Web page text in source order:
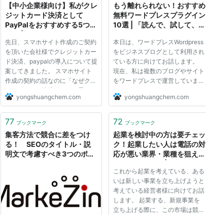
ム...
て...
【中小企業様向け】私がクレ
ジットカード決済として
PayPalをおすすめする5つの
客に強くなる」最新の集客情
報発信中！ネット・ホームペ
ージ・webを活用したネッ
ト集客からリアル店舗集客ま
で幅広く集客方法を解説して
います。
先日、スマホサイト作成のご契約
を頂いた会社様でクレジットカー
ド決済、paypalの導入について提
案してきました。 スマホサイト
作成の契約の話なのに「なぜクレ
ジットカード決済？」とお思いの
方もいらっしゃると思います。
の商品やサービスに絶大な効果を
yongshuangchem.com
もう離れられない！おすすめ
無料ワードプレスプラグイン
10選 | 「読んで、試して、集
報発信中！ネット・ホームペ
ージ・webを活用したネッ
ト集客からリアル店舗集客ま
で幅広く集客方法を解説して
います。
本日は、ワードプレスWordpress
をビジネスブログとして利用され
ている方に向けてお話します。
現在、私は複数のブログやサイト
をワードプレスで運営しています
かりは一度知ってしまえば利用し
プラグインを利用しています。
こ...
yongshuangchem.com
77 ブックマーク
集客方法で競合に差をつけ
る！ SEOのタイトル・説
明文で考慮すべき3つのポイ
72 ブックマーク
起業を検討中の方は要チェッ
ク！起業したい人は電話の対
応が悪い業界・業種を狙え～
試して、集客に強くなる」最
新の集客情報発信中！ネッ
ト・ホームページ・webを
活用したネット集客からリア
ル店舗集客まで幅広く集客方
これから起業を考えている、ある
いは新しい事業を立ち上げようと
考えている経営者様に向けてお話
します。 起業する、新規事業を
立ち上げる際に、この市場は競合